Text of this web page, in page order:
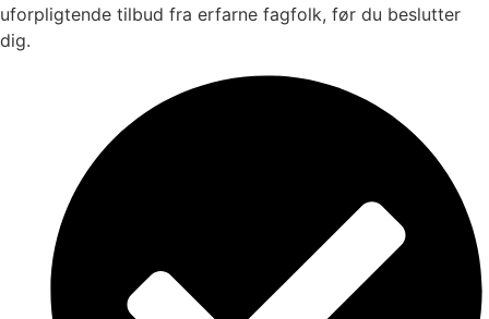
uforpligtende tilbud fra erfarne fagfolk, før du beslutter
dig.